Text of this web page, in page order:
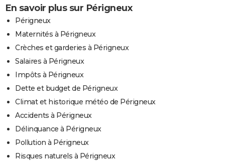
En savoir plus sur Périgneux
Périgneux
Maternités à Périgneux
Crèches et garderies à Périgneux
Salaires à Périgneux
Impôts à Périgneux
Dette et budget de Périgneux
Climat et historique météo de Périgneux
Accidents à Périgneux
Délinquance à Périgneux
Pollution à Périgneux
Risques naturels à Périgneux